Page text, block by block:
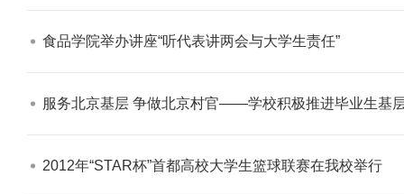
食品学院举办讲座“听代表讲两会与大学生责任”​
服务北京基层 争做北京村官——学校积极推进毕业生基
2012年“STAR杯”首都高校大学生篮球联赛在我校举行​